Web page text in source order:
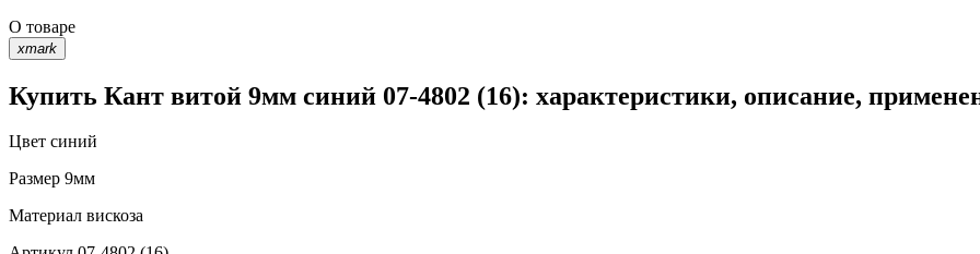
О товаре
xmark
Купить Кант витой 9мм синий 07-4802 (16): характеристики, описание,
Цвет синий
Размер 9мм
Материал вискоза